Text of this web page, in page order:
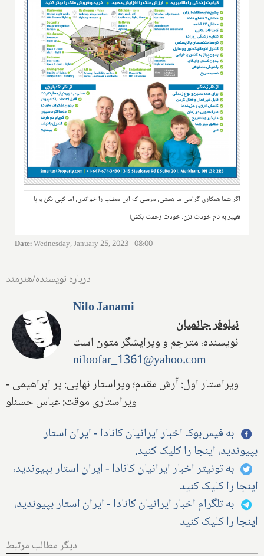
اگر شما همکاری گرامی ما هستی، مرسی که این مطلب را خواندی، اما کپی نکن و با
تغییر به نام خودت نزن، خودت زحمت بکش!
Date:Wednesday, January 25, 2023 - 08:00
درباره نویسنده/هنرمند
Nilo Janami
نیلوفر جانمیان
نویسنده، مترجم و ویرایشگر متون است
niloofar_1361@yahoo.com
ویراستار اول: آرش مقدم؛ ویراستار نهایی: پر ابراهیمی -
ویراستاری موقت: عباس حسنلو
به فیس‌بوک اخبار ایرانیان کانادا - ایران استار
بپیوندید، اینجا را کلیک کنید.
به توئیتر اخبار ایرانیان کانادا - ایران استار بپیوندید،
اینجا را کلیک کنید
به تلگرام اخبار ایرانیان کانادا - ایران استار بپیوندید،
اینجا را کلیک کنید
دیگر مطالب مرتبط